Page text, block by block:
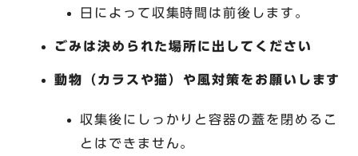
日によって収集時間は前後します。
ごみは決められた場所に出してください
動物（カラスや猫）や風対策をお願いします
収集後にしっかりと容器の蓋を閉めるこ
とはできません。